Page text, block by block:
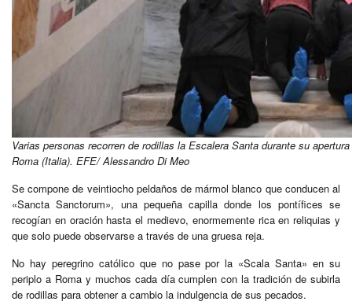
Varias personas recorren de rodillas la Escalera Santa durante su
Roma (Italia). EFE/ Alessandro Di Meo
Se compone de veintiocho peldaños de mármol blanco que conducen al
«Sancta Sanctorum», una pequeña capilla donde los pontífices se
recogían en oración hasta el medievo, enormemente rica en reliquias y
que solo puede observarse a través de una gruesa reja.
No hay peregrino católico que no pase por la «Scala Santa» en su
periplo a Roma y muchos cada día cumplen con la tradición de subirla
de rodillas para obtener a cambio la indulgencia de sus pecados.